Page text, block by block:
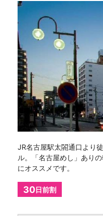
JR名古屋駅太閤通口より
ル。「名古屋めし」あり
にオススメです。
30日前割